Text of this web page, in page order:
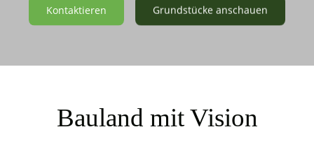
Kontaktieren Grundstücke anschauen
Bauland mit Vision